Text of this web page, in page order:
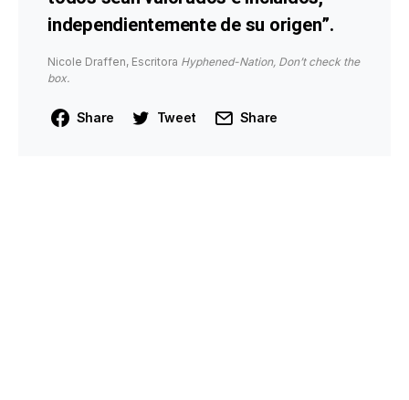
independientemente de su origen”.
Nicole Draffen, Escritora Hyphened-Nation, Don’t check the
box.
Share Tweet Share